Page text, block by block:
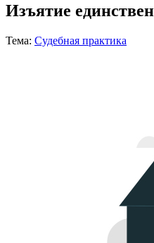
Изъятие
Тема: Судебная практика